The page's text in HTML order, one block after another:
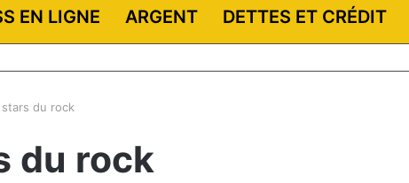
EN LIGNE ARGENT DETTES ET CRÉDIT
stars du rock
du rock